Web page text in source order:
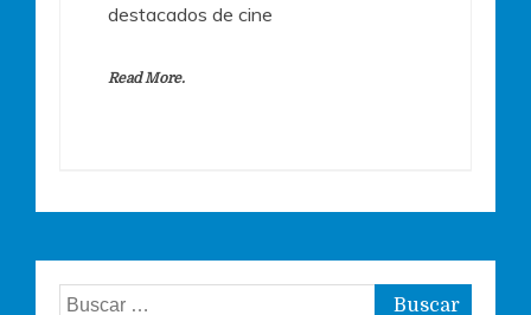
destacados de cine
Read More.
Buscar: